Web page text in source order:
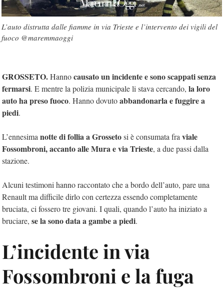
L’auto distrutta dalle fiamme in via Trieste e l’intervento dei vigili del
fuoco @maremmaoggi
GROSSETO.Hannocausato un incidente e sono scappati senza
fermarsi. E mentre la polizia municipale li stava cercando, la loro
auto ha preso fuoco. Hanno dovutoabbandonarla e fuggire a
piedi.
L’ennesima notte di follia a Grossetosi è consumata fra viale
Fossombroni, accanto alle Mura e via Trieste, a due passi dalla
stazione.
Alcuni testimoni hanno raccontato che a bordo dell’auto, pare una
Renault ma difficile dirlo con certezza essendo completamente
bruciata, ci fossero tre giovani. I quali, quando l’auto ha iniziato a
bruciare, se la sono data a gambe a piedi.
L’incidente in via
Fossombroni e la fuga